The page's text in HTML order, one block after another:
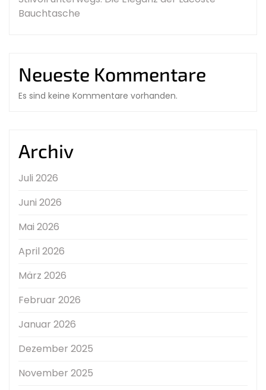
Bauchtasche
Neueste Kommentare
Es sind keine Kommentare vorhanden.
Archiv
Juli 2026
Juni 2026
Mai 2026
April 2026
März 2026
Februar 2026
Januar 2026
Dezember 2025
November 2025